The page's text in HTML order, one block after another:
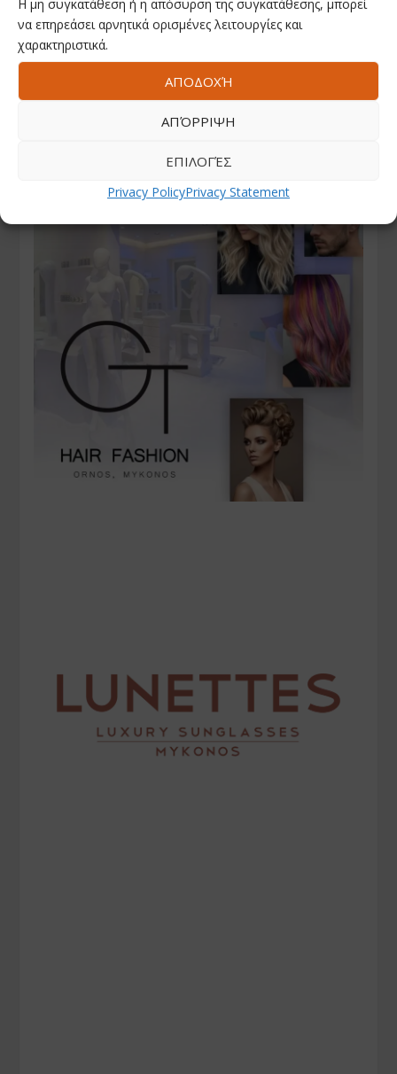
Η μη συγκατάθεση ή η απόσυρση της συγκατάθεσης, μπορεί
να επηρεάσει αρνητικά ορισμένες λειτουργίες και
χαρακτηριστικά.
ΑΠΟΔΟΧΉ
ΑΠΌΡΡΙΨΗ
ΕΠΙΛΟΓΈΣ
Privacy PolicyPrivacy Statement